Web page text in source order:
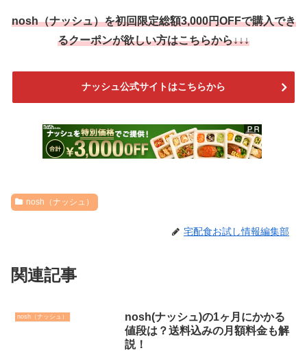
nosh（ナッシュ）を初回限定総額3,000円OFFで購入でき
るクーポンが欲しい方はこちらから↓↓↓
ナッシュ公式サイトはこちらから
nosh（ナッシュ）
宅配食お試し情報編集部
関連記事
nosh（ナッシュ）
nosh(ナッシュ)の1ヶ月にかかる
値段は？送料込みの月額料金も解
説！